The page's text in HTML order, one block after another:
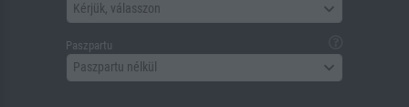
Kérjük, válasszon
Paszpartu
Paszpartu nélkül